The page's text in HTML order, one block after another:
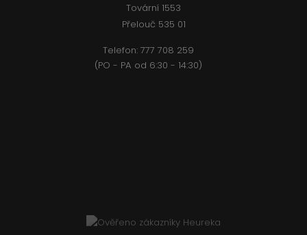
Tovární 1553
Přelouč 535 01
Telefon: 777 708 259
(PO - PA od 6:30 - 14:30)